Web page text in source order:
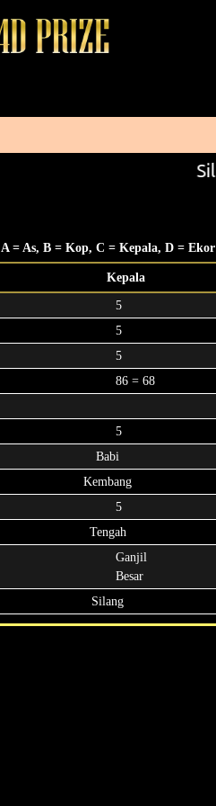
A = As, B = Kop, C = Kepala, D = Ekor
Kepala
5
5
5
86 = 68
5
Babi
Kembang
5
Tengah
Ganjil
Besar
Silang